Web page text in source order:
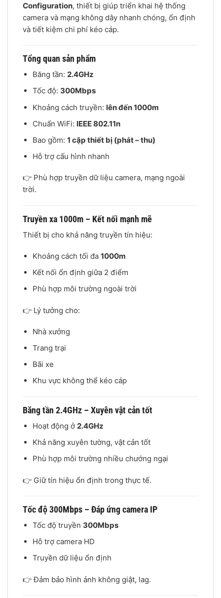
Configuration, thiết bị giúp triển khai hệ thống
camera và mạng không dây nhanh chóng, ổn định
và tiết kiệm chi phí kéo cáp.
Tổng quan sản phẩm
Băng tần: 2.4GHz
Tốc độ: 300Mbps
Khoảng cách truyền: lên đến 1000m
Chuẩn WiFi: IEEE 802.11n
Bao gồm: 1 cặp thiết bị (phát – thu)
Hỗ trợ cấu hình nhanh
👉 Phù hợp truyền dữ liệu camera, mạng ngoài
trời.
Truyền xa 1000m – Kết nối mạnh mẽ
Thiết bị cho khả năng truyền tín hiệu:
Khoảng cách tối đa 1000m
Kết nối ổn định giữa 2 điểm
Phù hợp môi trường ngoài trời
👉 Lý tưởng cho:
Nhà xưởng
Trang trại
Bãi xe
Khu vực không thể kéo cáp
Băng tần 2.4GHz – Xuyên vật cản tốt
Hoạt động ở 2.4GHz
Khả năng xuyên tường, vật cản tốt
Phù hợp môi trường nhiều chướng ngại
👉 Giữ tín hiệu ổn định trong thực tế.
Tốc độ 300Mbps – Đáp ứng camera IP
Tốc độ truyền 300Mbps
Hỗ trợ camera HD
Truyền dữ liệu ổn định
👉 Đảm bảo hình ảnh không giật, lag.